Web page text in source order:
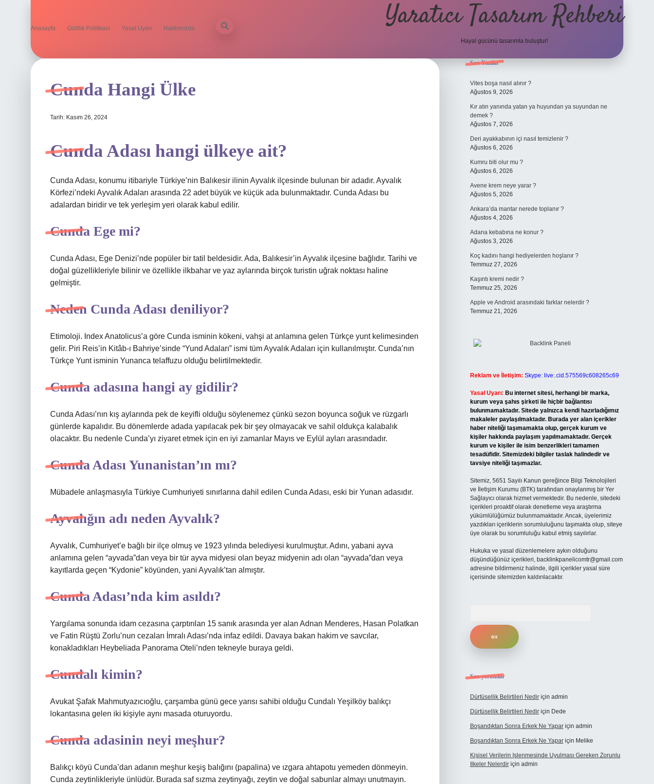
Anasayfa Gizlilik Politikası Yasal Uyarı Hakkımızda Yaratıcı Tasarım Rehberi
Hayal gücünü tasarımla buluştur!
Cunda Hangi Ülke
Tarih: Kasım 26, 2024
Cunda Adası hangi ülkeye ait?
Cunda Adası, konumu itibariyle Türkiye’nin Balıkesir ilinin Ayvalık ilçesinde bulunan bir adadır. Ayvalık
Körfezi’ndeki Ayvalık Adaları arasında 22 adet büyük ve küçük ada bulunmaktadır. Cunda Adası bu
adalardan biridir ve tek yerleşim yeri olarak kabul edilir.
Cunda Ege mi?
Cunda Adası, Ege Denizi’nde popüler bir tatil beldesidir. Ada, Balıkesir’in Ayvalık ilçesine bağlıdır. Tarihi ve
doğal güzellikleriyle bilinir ve özellikle ilkbahar ve yaz aylarında birçok turistin uğrak noktası haline
gelmiştir.
Neden Cunda Adası deniliyor?
Etimoloji. Index Anatolicus’a göre Cunda isminin kökeni, vahşi at anlamına gelen Türkçe yunt kelimesinden
gelir. Piri Reis’in Kitâb-ı Bahriye’sinde “Yund Adaları” ismi tüm Ayvalık Adaları için kullanılmıştır. Cunda’nın
Türkçe Yunt isminin Yunanca telaffuzu olduğu belirtilmektedir.
Cunda adasına hangi ay gidilir?
Cunda Adası’nın kış aylarında pek de keyifli olduğu söylenemez çünkü sezon boyunca soğuk ve rüzgarlı
günlerde kapalıdır. Bu dönemlerde adada yapılacak pek bir şey olmayacak ve sahil oldukça kalabalık
olacaktır. Bu nedenle Cunda’yı ziyaret etmek için en iyi zamanlar Mayıs ve Eylül ayları arasındadır.
Cunda Adası Yunanistan’ın mı?
Mübadele anlaşmasıyla Türkiye Cumhuriyeti sınırlarına dahil edilen Cunda Adası, eski bir Yunan adasıdır.
Ayvalığın adı neden Ayvalık?
Ayvalık, Cumhuriyet’e bağlı bir ilçe olmuş ve 1923 yılında belediyesi kurulmuştur. Adını, yabani ayva
anlamına gelen “ayvada”dan veya bir tür ayva midyesi olan beyaz midyenin adı olan “ayvada”dan veya
kayıtlarda geçen “Kydonie” köyünden, yani Ayvalık’tan almıştır.
Cunda Adası’nda kim asıldı?
Yargılama sonunda idam cezasına çarptırılan 15 sanık arasında yer alan Adnan Menderes, Hasan Polatkan
ve Fatin Rüştü Zorlu’nun cezaları İmralı Adası’nda infaz edildi. Davaya bakan hakim ve savcılar,
konakladıkları Heybeliada Panorama Oteli’nden tekneyle buraya geldi.
Cundalı kimin?
Avukat Şafak Mahmutyazıcıoğlu, çarşamba günü gece yarısı sahibi olduğu Cundalı Yeşilköy balıkçı
lokantasına gelen iki kişiyle aynı masada oturuyordu.
Cunda adasinin neyi meşhur?
Balıkçı köyü Cunda’dan adanın meşhur keşiş balığını (papalina) ve ızgara ahtapotu yemeden dönmeyin.
Cunda zeytinlikleriyle ünlüdür. Burada saf sızma zeytinyağı, zeytin ve doğal sabunlar almayı unutmayın.
Sidebar
Son Yazılar
Vites boşa nasıl alınır ?
Ağustos 9, 2026
Kır atın yanında yatan ya huyundan ya suyundan ne
demek ?
Ağustos 7, 2026
Deri ayakkabının içi nasıl temizlenir ?
Ağustos 6, 2026
Kumru biti olur mu ?
Ağustos 6, 2026
Avene krem neye yarar ?
Ağustos 5, 2026
Ankara’da mantar nerede toplanır ?
Ağustos 4, 2026
Adana kebabına ne konur ?
Ağustos 3, 2026
Koç kadını hangi hediyelerden hoşlanır ?
Temmuz 27, 2026
Kaşıntı kremi nedir ?
Temmuz 25, 2026
Apple ve Android arasındaki farklar nelerdir ?
Temmuz 21, 2026
Reklam ve İletişim: Skype: live:.cid.575569c608265c69
Yasal Uyarı: Bu internet sitesi, herhangi bir marka,
kurum veya şahıs şirketi ile hiçbir bağlantısı
bulunmamaktadır. Sitede yalnızca kendi hazırladığımız
makaleler paylaşılmaktadır. Burada yer alan içerikler
haber niteliği taşımamakta olup, gerçek kurum ve
kişiler hakkında paylaşım yapılmamaktadır. Gerçek
kurum ve kişiler ile isim benzerlikleri tamamen
tesadüfidir. Sitemizdeki bilgiler taslak halindedir ve
tavsiye niteliği taşımazlar.
Sitemiz, 5651 Sayılı Kanun gereğince Bilgi Teknolojileri
ve İletişim Kurumu (BTK) tarafından onaylanmış bir Yer
Sağlayıcı olarak hizmet vermektedir. Bu nedenle, sitedeki
içerikleri proaktif olarak denetleme veya araştırma
yükümlülüğümüz bulunmamaktadır. Ancak, üyelerimiz
yazdıkları içeriklerin sorumluluğunu taşımakta olup, siteye
üye olarak bu sorumluluğu kabul etmiş sayılırlar.
Hukuka ve yasal düzenlemelere aykırı olduğunu
düşündüğünüz içerikleri, backlinkpanelicomtr@gmail.com
adresine bildirmeniz halinde, ilgili içerikler yasal süre
içerisinde sitemizden kaldırılacaktır.
Son yorumlar
Dürtüsellik Belirtileri Nediriçin admin
Dürtüsellik Belirtileri Nediriçin Dede
Boşandıktan Sonra Erkek Ne Yapariçin admin
Boşandıktan Sonra Erkek Ne Yapariçin Melike
Kişisel Verilerin Işlenmesinde Uyulması Gereken Zorunlu
Ilkeler Nelerdiriçin admin